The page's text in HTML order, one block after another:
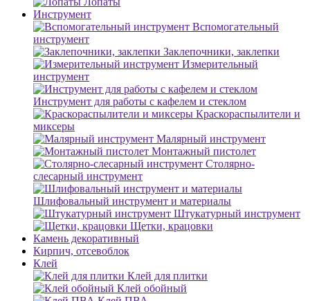
Инструмент
Вспомогательный
инструмент
Заклепочники, заклепки
Измерительный
инструмент
Инструмент для работы с кафелем и стеклом
Краскораспылители и
миксеры
Малярный инструмент
Монтажный пистолет
Столярно-
слесарный инструмент
Шлифовальный инструмент и материалы
Штукатурный инструмент
Щетки, крацовки
Камень декоративный
Кирпич, отсевоблок
Клей
Клей для плитки
Клей обойный